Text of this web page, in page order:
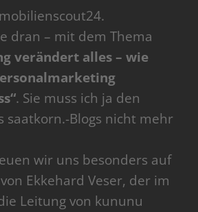
dran – mit dem Thema
verändert alles – wie
. Sie muss ich ja den
saatkorn.-Blogs nicht mehr
wir uns besonders auf
Ekkehard Veser, der im
Leitung von kununu